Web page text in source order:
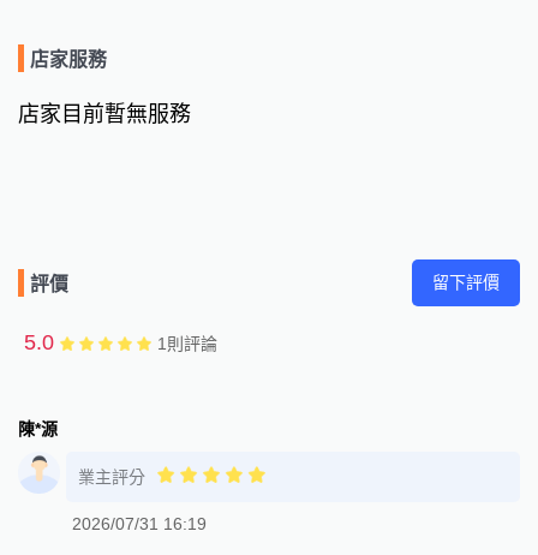
店家服務
店家目前暫無服務
評價 留下評價
5.0 1 則評論
陳*源
業主評分
2026/07/31 16:19